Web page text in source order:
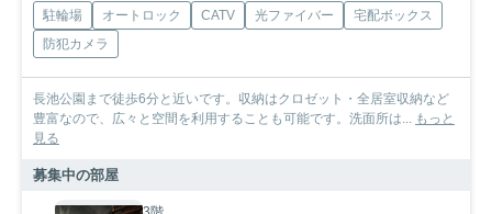
駐輪場 オートロック CATV 光ファイバー
宅配ボックス
防犯カメラ
長池公園まで徒歩6分と近いです。収納はクロゼット・全居室収納など
豊富なので、広々と空間を利用することも可能です。洗面所は... もっと
見る
募集中の部屋